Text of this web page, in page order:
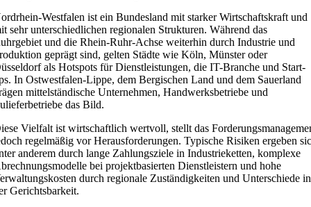
Westfalen ist ein Bundesland mit starker Wirtschaftskraft und
sehr unterschiedlichen regionalen Strukturen. Während das
und die Rhein-Ruhr-Achse weiterhin durch Industrie und
geprägt sind, gelten Städte wie Köln, Münster oder
als Hotspots für Dienstleistungen, die IT-Branche und Start-
In Ostwestfalen-Lippe, dem Bergischen Land und dem Sauerland
mittelständische Unternehmen, Handwerksbetriebe und
das Bild.
Vielfalt ist wirtschaftlich wertvoll, stellt das
regelmäßig vor Herausforderungen. Typische Risiken ergeben
anderem durch lange Zahlungsziele in Industrieketten, komplexe
bei projektbasierten Dienstleistern und hohe
durch regionale Zuständigkeiten und Unterschiede in
Gerichtsbarkeit.